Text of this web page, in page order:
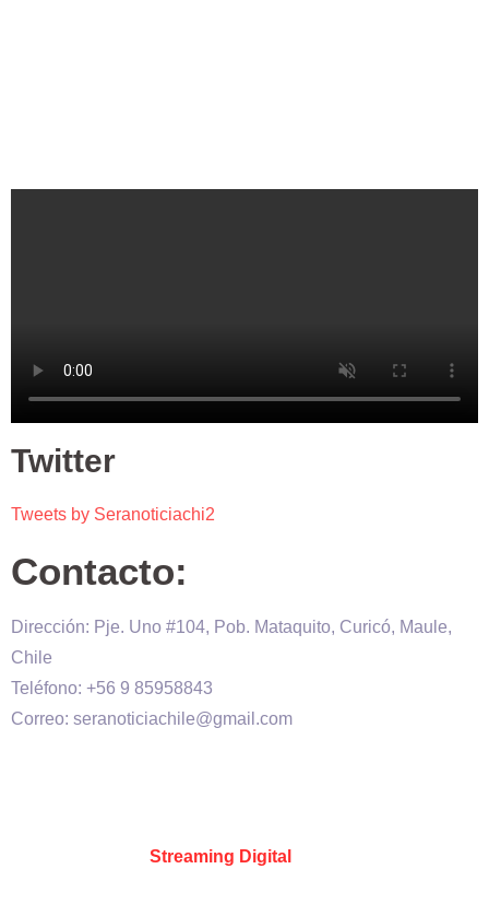
Twitter
Tweets by Seranoticiachi2
Contacto:
Dirección: Pje. Uno #104, Pob. Mataquito, Curicó, Maule,
Chile
Teléfono: +56 9 85958843
Correo: seranoticiachile@gmail.com
Streaming Digital